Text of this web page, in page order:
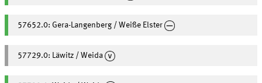
57652.0: Gera-Langenberg / Weiße Elster
57729.0: Läwitz / Weida